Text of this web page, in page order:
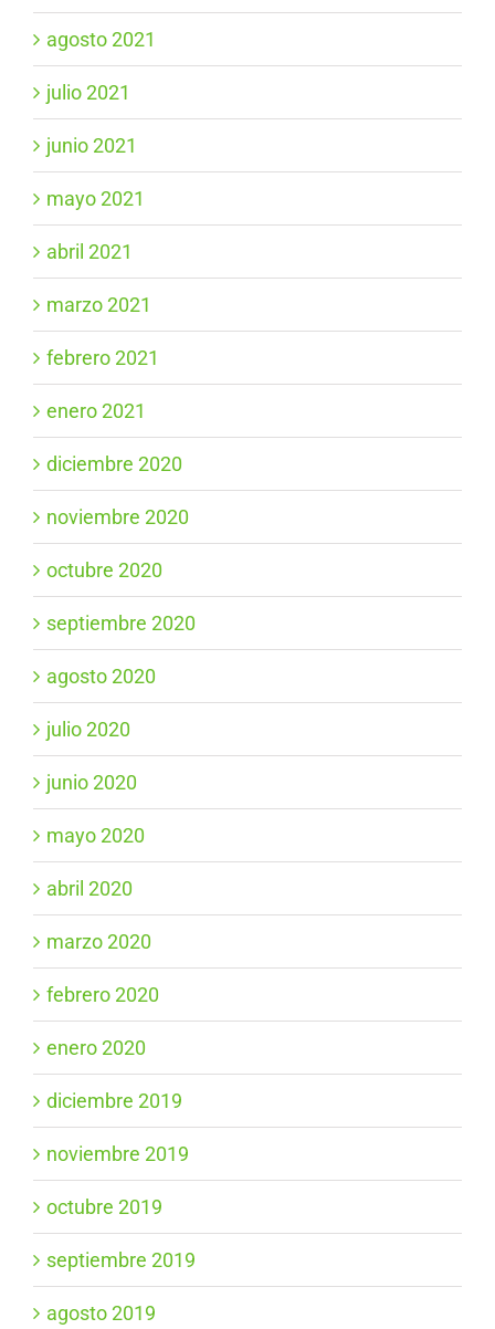
agosto 2021
julio 2021
junio 2021
mayo 2021
abril 2021
marzo 2021
febrero 2021
enero 2021
diciembre 2020
noviembre 2020
octubre 2020
septiembre 2020
agosto 2020
julio 2020
junio 2020
mayo 2020
abril 2020
marzo 2020
febrero 2020
enero 2020
diciembre 2019
noviembre 2019
octubre 2019
septiembre 2019
agosto 2019